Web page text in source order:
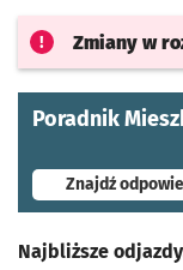
Zmiany w
Poradnik
Znajdź
Najbliższe